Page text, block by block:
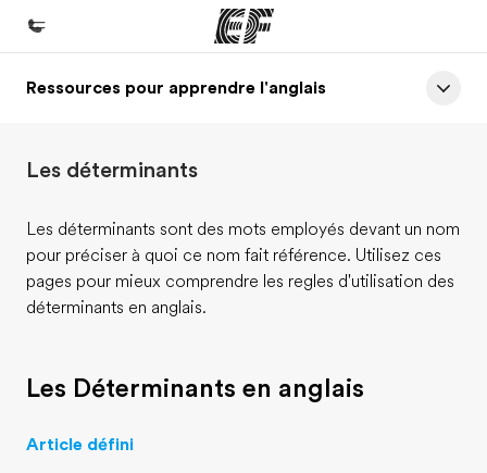
Accueil
Programmes
Bureaux
Trouver un bureau
Qui sommes-nous ?
Rejoignez nos équipes
Ressources pour apprendre l'anglais
Les déterminants
Les déterminants sont des mots employés devant un nom
pour préciser à quoi ce nom fait référence. Utilisez ces
pages pour mieux comprendre les regles d'utilisation des
déterminants en anglais.
Les Déterminants en anglais
Article défini